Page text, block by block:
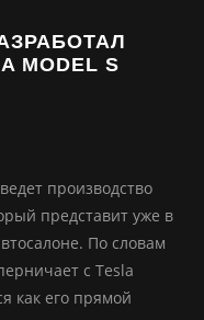
MODEL S
производство
представит уже в
По словам
с Tesla
как его прямой